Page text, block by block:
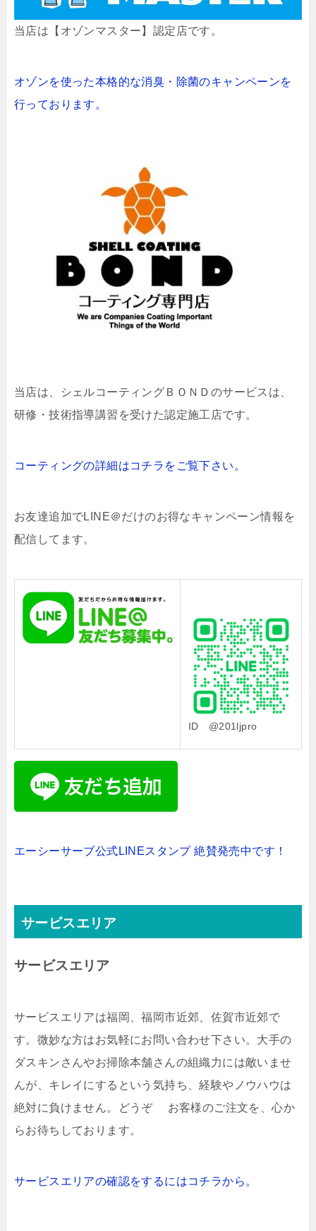
当店は【オゾンマスター】認定店です。
オゾンを使った本格的な消臭・除菌のキャンペーンを
行っております。
当店は、
シェルコーティングＢＯＮＤのサービスは、
研修・技術指導講習を受けた認定施工店です。
コーティングの詳細はコチラをご覧下さい。
お友達追加でLINE＠だけのお得なキャンペーン情報を
配信してます。
ID @201ljpro
エーシーサーブ公式LINEスタンプ 絶賛発売中です！
サービスエリア
サービスエリア
サービスエリアは福岡、福岡市近郊、佐賀市近郊で
す。微妙な方はお気軽にお問い合わせ下さい。大手の
ダスキンさんやお掃除本舗さんの組織力には敵いませ
んが、キレイにするという気持ち、経験やノウハウは
絶対に負けません。どうぞ お客様のご注文を、心か
らお待ちしております。
サービスエリアの確認をするにはコチラから。